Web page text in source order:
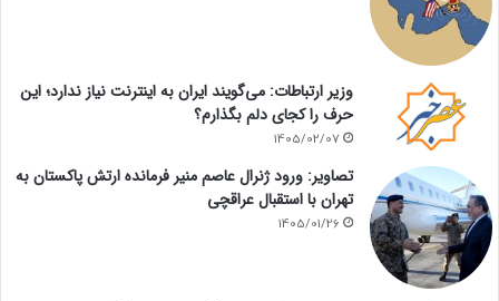
وزیر ارتباطات: می‌گویند ایران به اینترنت نیاز ندارد؛ این
حرف را کجای دلم بگذارم؟
1405/02/07
تصاویر: ورود ژنرال عاصم منیر فرمانده ارتش پاکستان به
تهران با استقبال عراقچی
1405/01/26